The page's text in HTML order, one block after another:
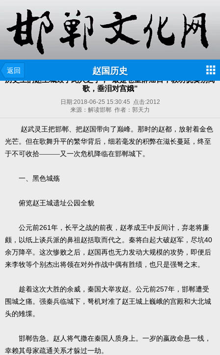
返回 赵国历史
历史上的赵王城毁于此人之手，“最是仓皇辞庙日，教坊犹奏别离
歌，垂泪对宫娥”
日期:2018-06-25 15:30:45 点击:2012
来源：解读邯郸 作者：郭天力
赵武灵王把邯郸、把赵国带向了巅峰。那时的赵都，放射着金色
光芒。但在歌舞升平的繁华背后，细若毫发的积弊在滋长蔓延，终至
于不可收拾———又一次危机降临在邯郸城下。
一、黑色城殇
俯览赵王城遗址公园全貌
公元前261 年，长平之战的前夜，赵孝成王中反间计，弃老将廉
颇，以纸上谈兵派的鼻祖赵括取而代之。秦将白起大破赵军，尽坑40
余万降卒。这次惨败之后，赵国再也无力发动大规模的攻势，即便后
来李牧等个别杰出将领在对外作战中偶有胜绩，也只是强弩之末。
趁着这次大胜的余威，秦国大举攻赵。公元前257年，邯郸遭受
围城之痛。强秦兵临城下，弩机对准了赵王城上巍峨的宫殿和大北城
头的雉堞。
邯郸告急。赵人将气撒在秦国人质身上。一岁的嬴政命悬一线，
幸赖其母家疏通关系才躲过一劫。